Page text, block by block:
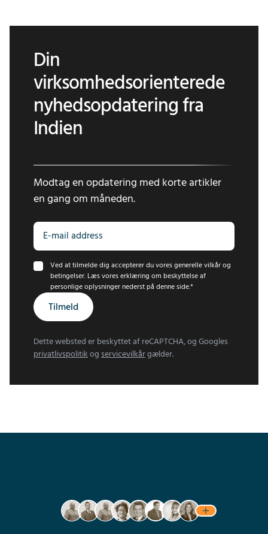
Din
virksomhedsorienterede
nyhedsopdatering fra
Indien
Modtag en opdatering med korte artikler
en gang om måneden.
Ved at tilmelde dig accepterer du vores generelle vilkår og
betingelser. Læs vores erklæring om beskyttelse af
personlige oplysninger nederst på denne side.*
Tilmeld
Dette websted er beskyttet af reCAPTCHA, og Googles
privatlivspolitikogservicevilkårgælder.